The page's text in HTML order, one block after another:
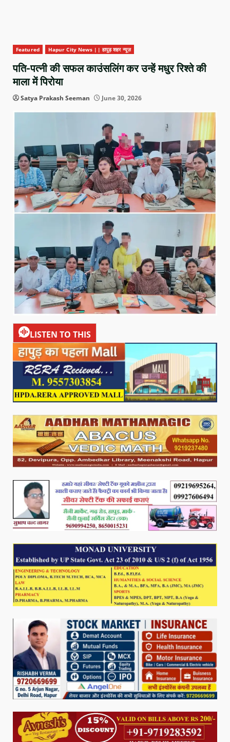
Featured Hapur City News || हापुड़ शहर न्यूज़
पति-पत्नी की सफल काउंसलिंग कर उन्हें मधुर रिश्ते की
माला में पिरोया
Satya Prakash Seeman June 30, 2026
LISTEN TO THIS